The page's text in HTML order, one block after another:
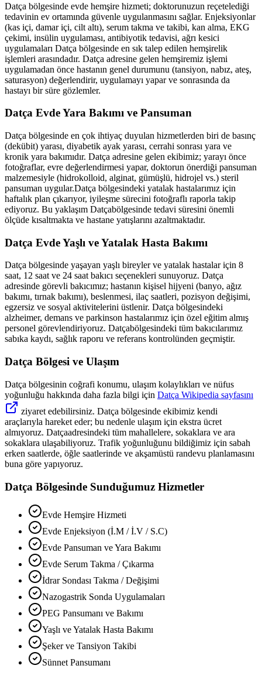
Datça bölgesinde evde hemşire hizmeti; doktorunuzun reçetelediği
tedavinin ev ortamında güvenle uygulanmasını sağlar. Enjeksiyonlar
(kas içi, damar içi, cilt altı), serum takma ve takibi, kan alma, EKG
çekimi, insülin uygulaması, antibiyotik tedavisi, ağrı kesici
uygulamaları Datça bölgesinde en sık talep edilen hemşirelik
işlemleri arasındadır. Datça adresine gelen hemşiremiz işlemi
uygulamadan önce hastanın genel durumunu (tansiyon, nabız, ateş,
saturasyon) değerlendirir, uygulamayı yapar ve sonrasında da
hastayı bir süre gözlemler.
Datça Evde Yara Bakımı ve Pansuman
Datça bölgesinde en çok ihtiyaç duyulan hizmetlerden biri de basınç
(dekübit) yarası, diyabetik ayak yarası, cerrahi sonrası yara ve
kronik yara bakımıdır. Datça adresine gelen ekibimiz; yarayı önce
fotoğraflar, evre değerlendirmesi yapar, doktorun önerdiği pansuman
malzemesiyle (hidrokolloid, alginat, gümüşlü, hidrojel vs.) steril
pansuman uygular.Datça bölgesindeki yatalak hastalarımız için
haftalık plan çıkarıyor, iyileşme sürecini fotoğraflı raporla takip
ediyoruz. Bu yaklaşım Datçabölgesinde tedavi süresini önemli
ölçüde kısaltmakta ve hastane yatışlarını azaltmaktadır.
Datça Evde Yaşlı ve Yatalak Hasta Bakımı
Datça bölgesinde yaşayan yaşlı bireyler ve yatalak hastalar için 8
saat, 12 saat ve 24 saat bakıcı seçenekleri sunuyoruz. Datça
adresinde görevli bakıcımız; hastanın kişisel hijyeni (banyo, ağız
bakımı, tırnak bakımı), beslenmesi, ilaç saatleri, pozisyon değişimi,
egzersiz ve sosyal aktivitelerini üstlenir. Datça bölgesindeki
alzheimer, demans ve parkinson hastalarımız için özel eğitim almış
personel görevlendiriyoruz. Datçabölgesindeki tüm bakıcılarımız
sabıka kaydı, sağlık raporu ve referans kontrolünden geçmiştir.
Datça Bölgesi ve Ulaşım
Datça bölgesinin coğrafi konumu, ulaşım kolaylıkları ve nüfus
yoğunluğu hakkında daha fazla bilgi için Datça Wikipedia sayfasını
ziyaret edebilirsiniz. Datça bölgesinde ekibimiz kendi
araçlarıyla hareket eder; bu nedenle ulaşım için ekstra ücret
almıyoruz. Datçaadresindeki tüm mahallelere, sokaklara ve ara
sokaklara ulaşabiliyoruz. Trafik yoğunluğunu bildiğimiz için sabah
erken saatlerde, öğle saatlerinde ve akşamüstü randevu planlamasını
buna göre yapıyoruz.
Datça Bölgesinde Sunduğumuz Hizmetler
Evde Hemşire Hizmeti
Evde Enjeksiyon (İ.M / İ.V / S.C)
Evde Pansuman ve Yara Bakımı
Evde Serum Takma / Çıkarma
İdrar Sondası Takma / Değişimi
Nazogastrik Sonda Uygulamaları
PEG Pansumanı ve Bakımı
Yaşlı ve Yatalak Hasta Bakımı
Şeker ve Tansiyon Takibi
Sünnet Pansumanı